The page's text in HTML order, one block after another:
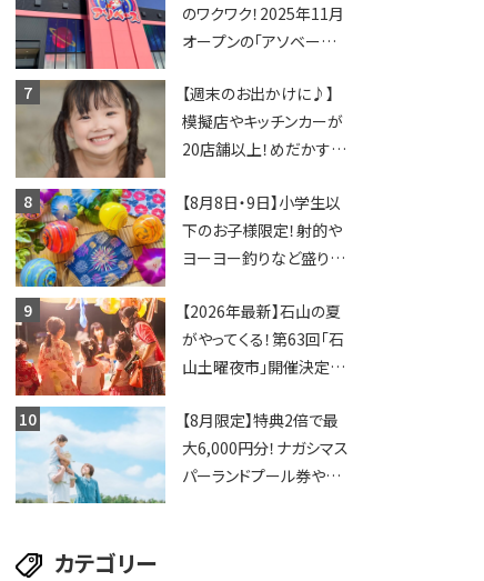
賀2店舗目★
のワクワク！2025年11月
オープンの「アソベース
レーンゲームで青果や日
用品までゲットできる新
スポット！
【週末のお出かけに♪】
模擬店やキッチンカーが
20店舗以上！めだかすく
ソングライターによるライ
ブなど。【和邇ふれあい夏
祭り】
【8月8日・9日】小学生以
下のお子様限定！射的や
ヨーヨー釣りなど盛りだ
ちびっこ縁日開催♪【モリ
ーブ】
【2026年最新】石山の夏
がやってくる！第63回「石
山土曜夜市」開催決定！
ージが勢揃い【7月18日・
25日・8月1日】大津市
【8月限定】特典2倍で最
大6,000円分！ナガシマス
パーランドプール券や人
カテゴリー